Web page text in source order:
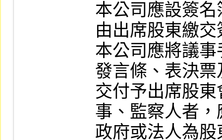
本公司應設簽
由出席股東繳
本公司應將議
發言條、表決
交付予出席股
事、監察人者
政府或法人為